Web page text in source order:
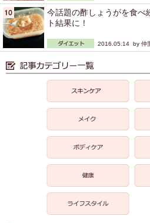
今話題の酢しょうがを食べ
ト結果に！
2016.05.14 by 仲